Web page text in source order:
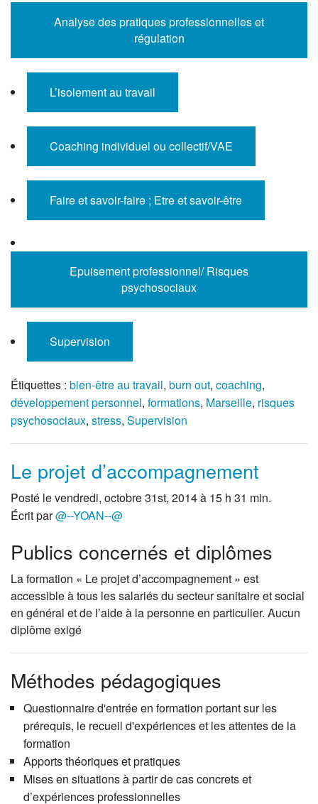
Analyse des pratiques professionnelles et
régulation
L’isolement au travail
Coaching individuel ou collectif/VAE
Faire et savoir-faire ; Etre et savoir-être
Epuisement professionnel/ Risques
psychosociaux
Supervision
Étiquettes : bien-être au travail, burn out, coaching,
développement personnel, formations, Marseille, risques
psychosociaux, stress, Supervision
Le projet d’accompagnement
Posté le vendredi, octobre 31st, 2014 à 15 h 31 min.
Écrit par@--YOAN--@
Publics concernés et diplômes
La formation « Le projet d’accompagnement » est
accessible à tous les salariés du secteur sanitaire et social
en général et de l’aide à la personne en particulier. Aucun
diplôme exigé
Méthodes pédagogiques
Questionnaire d'entrée en formation portant sur les
prérequis, le recueil d'expériences et les attentes de la
formation
Apports théoriques et pratiques
Mises en situations à partir de cas concrets et
d’expériences professionnelles